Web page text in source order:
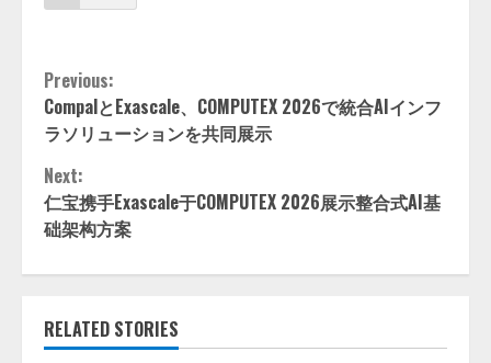
Continue
Reading
Previous:
CompalとExascale、COMPUTEX 2026で統合AIインフ
ラソリューションを共同展示
Next:
仁宝携手Exascale于COMPUTEX 2026展示整合式AI基
础架构方案
RELATED STORIES